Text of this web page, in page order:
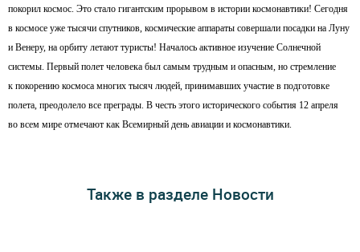
покорил космос. Это стало гигантским прорывом в истории космонавтики! Сегодня
в космосе уже тысячи спутников, космические аппараты совершали посадки на Луну
и Венеру, на орбиту летают туристы! Началось активное изучение Солнечной
системы. Первый полет человека был самым трудным и опасным, но стремление
к покорению космоса многих тысяч людей, принимавших участие в подготовке
полета, преодолело все преграды. В честь этого исторического события 12 апреля
во всем мире отмечают как Всемирный день авиации и космонавтики.
Также в разделе Новости